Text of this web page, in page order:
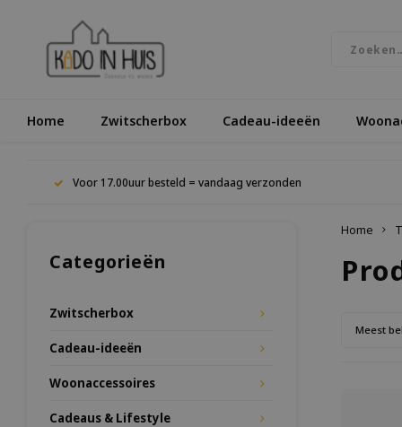
Home Zwitscherbox Cadeau-ideeën
Voor 17.00uur besteld = vandaag verzonden
Categorieën
Zwitscherbox
Cadeau-ideeën
Woonaccessoires
Cadeaus & Lifestyle
Home
Meest